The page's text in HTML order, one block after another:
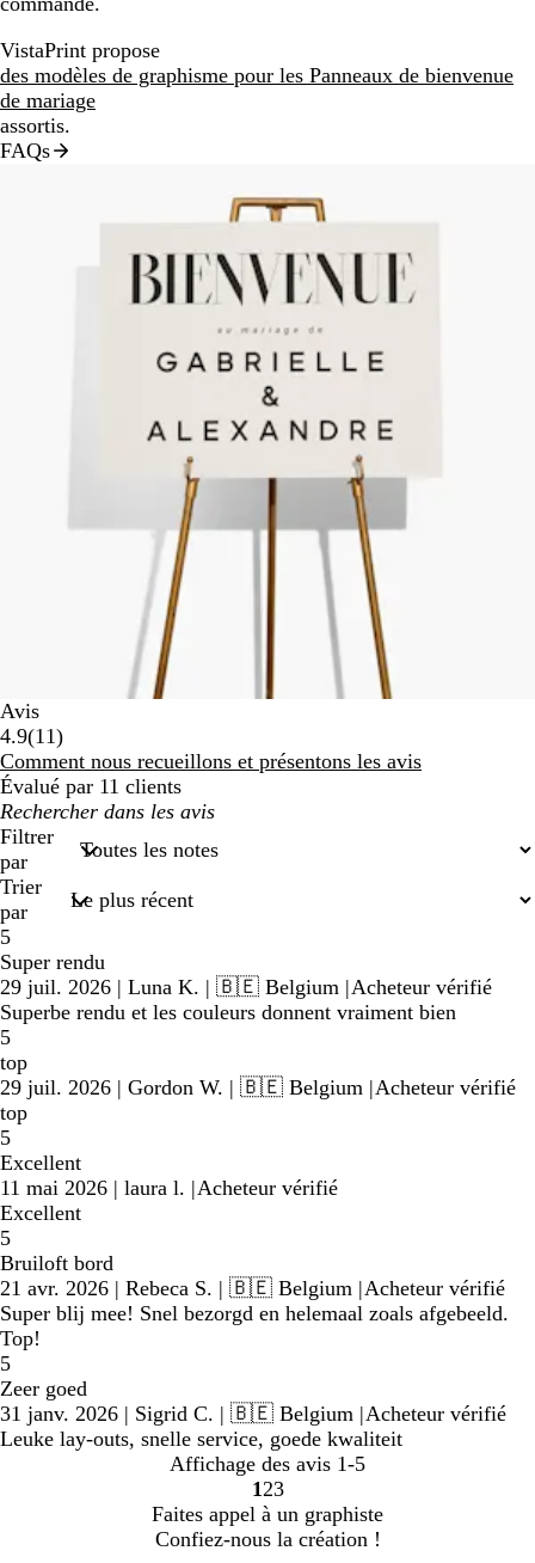
VistaPrint propose
des modèles de graphisme pour les Panneaux de bienvenue
de mariage
assortis.
FAQs
Avis
4.9(1111
avis
)
Comment nous recueillons et présentons les avis
Évalué par 11 clients
Mes
recherches
Filtrer
par
Trier
par
5
Super rendu
29 juil. 2026 | Luna K. | 🇧🇪 Belgium |Acheteur vérifié
Superbe rendu et les couleurs donnent vraiment bien
5
top
29 juil. 2026 | Gordon W. | 🇧🇪 Belgium |Acheteur vérifié
top
5
Excellent
11 mai 2026 | laura l. |Acheteur vérifié
Excellent
5
Bruiloft bord
21 avr. 2026 | Rebeca S. | 🇧🇪 Belgium |Acheteur vérifié
Super blij mee! Snel bezorgd en helemaal zoals afgebeeld.
Top!
5
Zeer goed
31 janv. 2026 | Sigrid C. | 🇧🇪 Belgium |Acheteur vérifié
Leuke lay-outs, snelle service, goede kwaliteit
Affichage des avis 1-5
Accéder
à
la
1 Accéder
à
la
2Accéder
à
la
3
Faites appel à un graphiste
Confiez-nous la création !